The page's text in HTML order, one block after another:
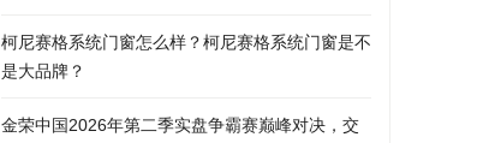
柯尼赛格系统门窗怎么样？柯尼赛格系统门窗是不
是大品牌？
金荣中国2026年第二季实盘争霸赛巅峰对决，交